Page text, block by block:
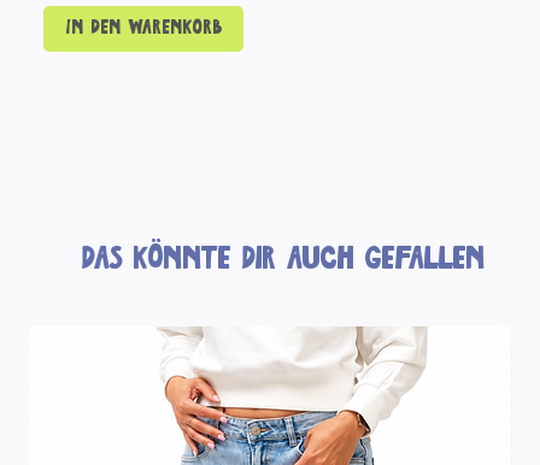
In den Warenkorb
Das könnte dir auch gefallen